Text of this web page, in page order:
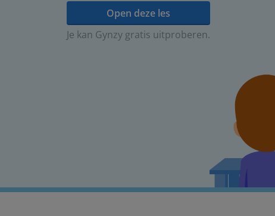
Open deze les
Je kan Gynzy gratis uitproberen.